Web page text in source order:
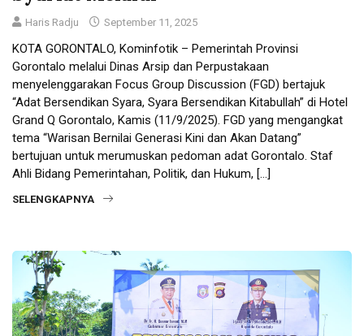
Haris Radju September 11, 2025
KOTA GORONTALO, Kominfotik – Pemerintah Provinsi
Gorontalo melalui Dinas Arsip dan Perpustakaan
menyelenggarakan Focus Group Discussion (FGD) bertajuk
“Adat Bersendikan Syara, Syara Bersendikan Kitabullah” di Hotel
Grand Q Gorontalo, Kamis (11/9/2025). FGD yang mengangkat
tema “Warisan Bernilai Generasi Kini dan Akan Datang”
bertujuan untuk merumuskan pedoman adat Gorontalo. Staf
Ahli Bidang Pemerintahan, Politik, dan Hukum, […]
SELENGKAPNYA